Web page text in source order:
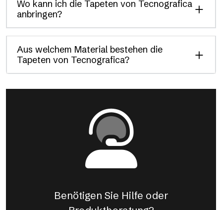
Wo kann ich die Tapeten von Tecnografica
anbringen?
Aus welchem Material bestehen die
Tapeten von Tecnografica?
Benötigen Sie Hilfe oder